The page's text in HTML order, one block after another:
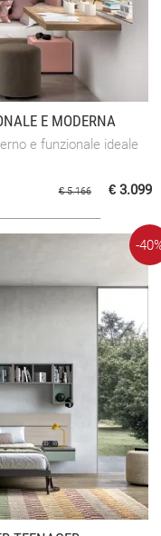
E MODERNA
e funzionale ideale
€ 5.166 € 3.099
-